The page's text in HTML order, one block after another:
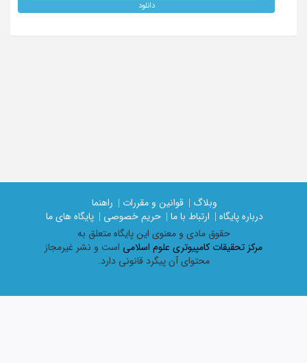
دانلود
وبلاگ | قوانین و مقررات |
راهنما
درباره پایگاه |
ارتباط با ما | حریم خصوصی |
پایگاه های ما
حقوق مادی و معنوی اين پايگاه متعلق به
مرکز تحقیقات کامپیوتری علوم اسلامی است و نشر غیرمجاز
محتوای آن پیگرد قانونی دارد.